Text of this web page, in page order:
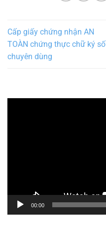
Cấp giấy chứng nhận AN
TOÀN chứng thực chữ ký số
chuyên dùng
00:00